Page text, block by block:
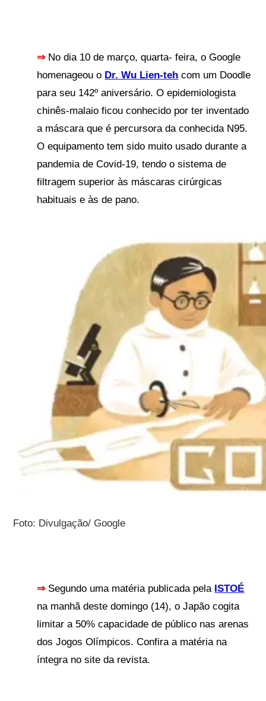
⇒ No dia 10 de março, quarta- feira, o Google
homenageou o Dr. Wu Lien-teh com um Doodle
para seu 142º aniversário. O epidemiologista
chinês-malaio ficou conhecido por ter inventado
a máscara que é percursora da conhecida N95.
O equipamento tem sido muito usado durante a
pandemia de Covid-19, tendo o sistema de
filtragem superior às máscaras cirúrgicas
habituais e às de pano.
Foto: Divulgação/ Google
⇒ Segundo uma matéria publicada pela ISTOÉ
na manhã deste domingo (14), oJapão cogita
limitar a 50% capacidade de público nas arenas
dos Jogos Olímpicos. Confira a matéria na
íntegra no site da revista.